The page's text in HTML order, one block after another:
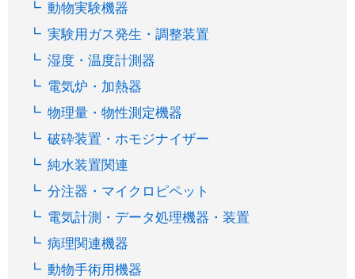
動物実験機器
実験用ガス発生・調整装置
湿度・温度計測器
電気炉・加熱器
物理量・物性測定機器
破砕装置・ホモジナイザー
純水装置関連
分注器・マイクロピペット
電気計測・データ処理機器・装置
病理関連機器
動物手術用機器